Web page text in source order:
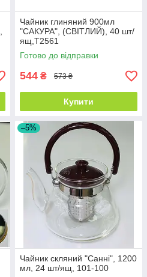
Чайник глиняний 900мл
"САКУРА", (СВІТЛИЙ), 40 шт/
ящ,T2561
Готово до відправки
544 ₴ 573 ₴
Купити
–5%
Чайник скляний "Санні", 1200
мл, 24 шт/ящ, 101-100